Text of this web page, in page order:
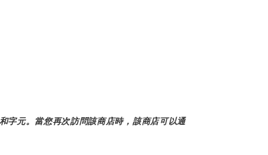
字元。當您再次訪問該商店時，該商店可以通